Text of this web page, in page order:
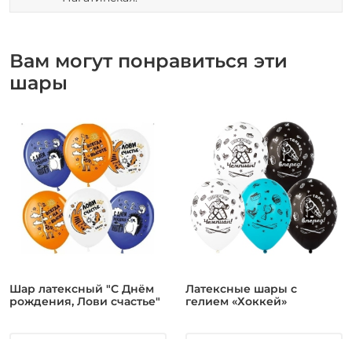
Вам могут понравиться эти
шары
Шар латексный "С Днём
рождения, Лови счастье"
Латексные шары с
гелием «Хоккей»